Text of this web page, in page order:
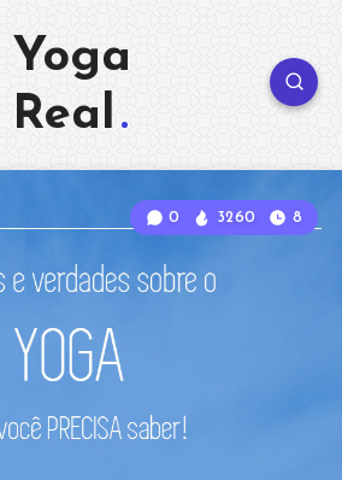
Yoga
Real
0 3260 8